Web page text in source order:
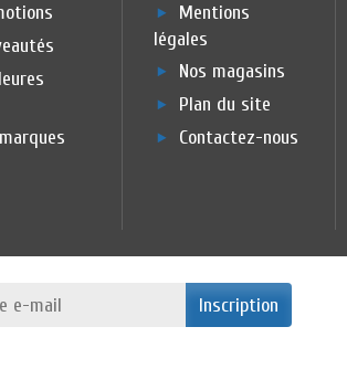
Mentions
légales
Nos magasins
Plan du site
Contactez-nous
Inscription